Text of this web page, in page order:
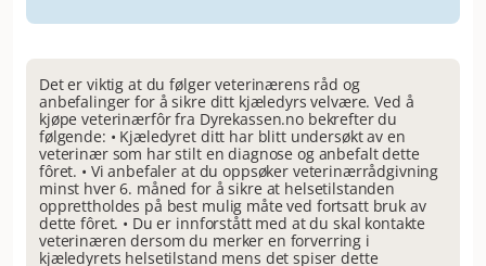
Det er viktig at du følger veterinærens råd og
anbefalinger for å sikre ditt kjæledyrs velvære. Ved å
kjøpe veterinærfôr fra Dyrekassen.no bekrefter du
følgende: • Kjæledyret ditt har blitt undersøkt av en
veterinær som har stilt en diagnose og anbefalt dette
fôret. • Vi anbefaler at du oppsøker veterinærrådgivning
minst hver 6. måned for å sikre at helsetilstanden
opprettholdes på best mulig måte ved fortsatt bruk av
dette fôret. • Du er innforstått med at du skal kontakte
veterinæren dersom du merker en forverring i
kjæledyrets helsetilstand mens det spiser dette